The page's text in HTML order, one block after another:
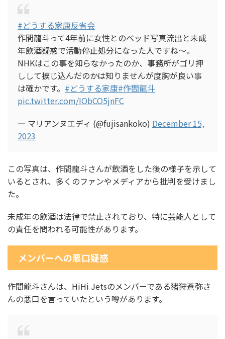
#どうする家康反省会
作間龍斗って4年前に女性とのベッド写真流出と未成
年飲酒疑惑で活動停止処分になった人ですね～。
NHKはこの事を知らなかったのか、事務所がゴリ押
しして捩じ込んだのかは知りませんが度胸が良い事
は確かです。 #どうする家康#作間龍斗
pic.twitter.com/IObCO5jnFC
— マリアンヌエディ (@fujisankoko) December 15,
2023
この写真は、作間龍斗さんが飲酒をした後の様子を示して
いるとされ、多くのファンやメディアから批判を受けまし
た。
未成年の飲酒は法律で禁止されており、特に芸能人として
の責任を問われる可能性があります。
メンバーへの悪口疑惑
作間龍斗さんは、HiHi Jetsのメンバーである猪狩蒼弥さ
んの悪口を言っていたという噂があります。